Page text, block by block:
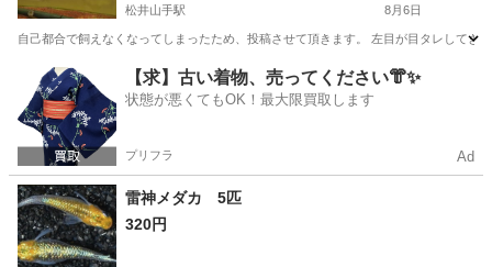
松井山手駅 8月6日
自己都合で飼えなくなってしまったため、投稿させて頂きます。 左目が目タレして
京都 八幡市 松井山手駅 その他
【求】古い着物、売ってください👘✨
状態が悪くてもOK！最大限買取します
プリフラ Ad
雷神メダカ 5匹
320円